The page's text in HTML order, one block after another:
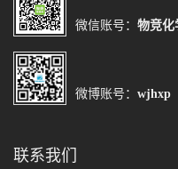
微信账号： 物竞化
微博账号： wjhxp
联系我们